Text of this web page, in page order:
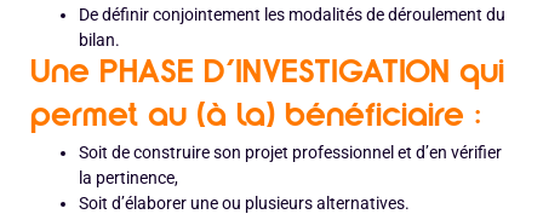
De définir conjointement les modalités de déroulement du
bilan.
Une PHASE D’INVESTIGATION qui
permet au (à la) bénéficiaire :
Soit de construire son projet professionnel et d’en vérifier
la pertinence,
Soit d’élaborer une ou plusieurs alternatives.